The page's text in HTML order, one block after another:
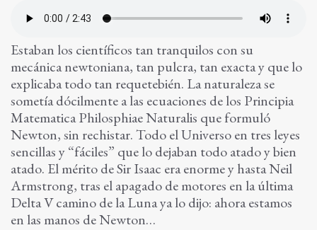
Estaban los científicos tan tranquilos con su
mecánica newtoniana, tan pulcra, tan exacta y que lo
explicaba todo tan requetebién. La naturaleza se
sometía dócilmente a las ecuaciones de los Principia
Matematica Philosphiae Naturalis que formuló
Newton, sin rechistar. Todo el Universo en tres leyes
sencillas y “fáciles” que lo dejaban todo atado y bien
atado. El mérito de Sir Isaac era enorme y hasta Neil
Armstrong, tras el apagado de motores en la última
Delta V camino de la Luna ya lo dijo: ahora estamos
en las manos de Newton…